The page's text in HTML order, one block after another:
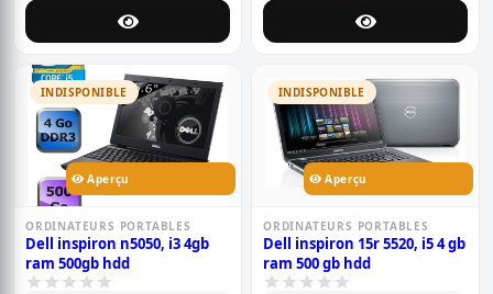
INDISPONIBLE
Aperçu
ORDINATEURS PORTABLES
Dell inspiron n5050, i3 4gb
ram 500gb hdd
INDISPONIBLE
Aperçu
ORDINATEURS PORTABLES
Dell inspiron 15r 5520, i5 4 gb
ram 500 gb hdd